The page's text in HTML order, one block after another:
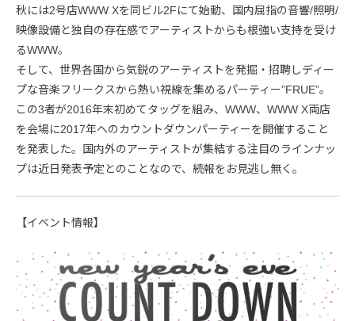
秋には2号店WWW Xを同ビル2Fにて始動、国内屈指の音響/照明/
映像設備と独自の存在感でアーティストからも根強い支持を受け
るWWW。
そして、世界各国から気鋭のアーティストを発掘・招聘しディー
プな音楽フリークスから熱い視線を集めるパーティー”FRUE”。
この3者が2016年末初めてタッグを組み、WWW、WWW X両店
を会場に2017年へのカウントダウンパーティーを開催すること
を発表した。国内外のアーティストが集結する注目のラインナッ
プは近日発表予定とのことなので、続報をお見逃し無く。
【イベント情報】